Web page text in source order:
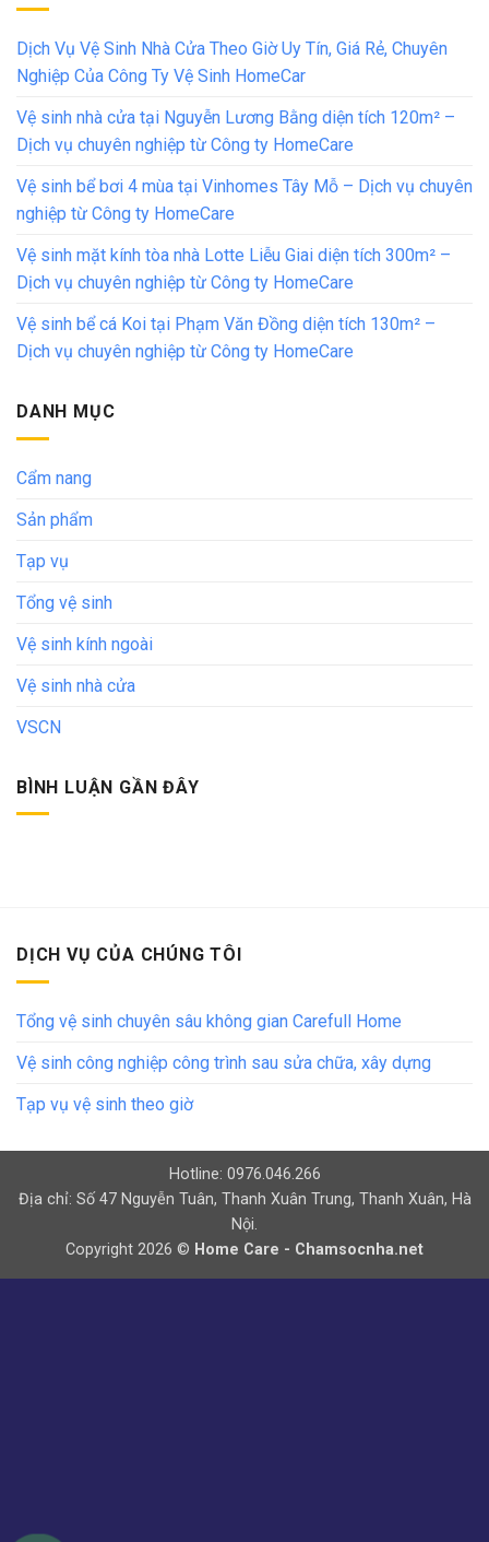
Dịch Vụ Vệ Sinh Nhà Cửa Theo Giờ Uy Tín, Giá Rẻ, Chuyên
Nghiệp Của Công Ty Vệ Sinh HomeCar
Vệ sinh nhà cửa tại Nguyễn Lương Bằng diện tích 120m² –
Dịch vụ chuyên nghiệp từ Công ty HomeCare
Vệ sinh bể bơi 4 mùa tại Vinhomes Tây Mỗ – Dịch vụ chuyên
nghiệp từ Công ty HomeCare
Vệ sinh mặt kính tòa nhà Lotte Liễu Giai diện tích 300m² –
Dịch vụ chuyên nghiệp từ Công ty HomeCare
Vệ sinh bể cá Koi tại Phạm Văn Đồng diện tích 130m² –
Dịch vụ chuyên nghiệp từ Công ty HomeCare
DANH MỤC
Cẩm nang
Sản phẩm
Tạp vụ
Tổng vệ sinh
Vệ sinh kính ngoài
Vệ sinh nhà cửa
VSCN
BÌNH LUẬN GẦN ĐÂY
DỊCH VỤ CỦA CHÚNG TÔI
Tổng vệ sinh chuyên sâu không gian Carefull Home
Vệ sinh công nghiệp công trình sau sửa chữa, xây dựng
Tạp vụ vệ sinh theo giờ
Hotline: 0976.046.266
Địa chỉ: Số 47 Nguyễn Tuân, Thanh Xuân Trung, Thanh Xuân, Hà
Nội.
Copyright 2026 © Home Care - Chamsocnha.net